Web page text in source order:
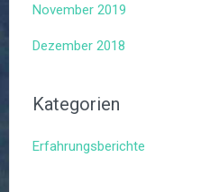
November 2019
Dezember 2018
Kategorien
Erfahrungsberichte